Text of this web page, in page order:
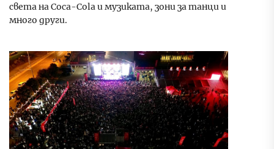
света на Coca-Cola и музиката, зони за танци и
много други.